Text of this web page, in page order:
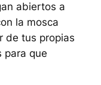
abiertos a
la mosca
de tus propias
para que